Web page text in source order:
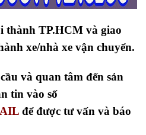
thành TP.HCM và giao
xe/nhà xe vận chuyển.
và quan tâm đến sản
tin vào số
để được tư vấn và báo